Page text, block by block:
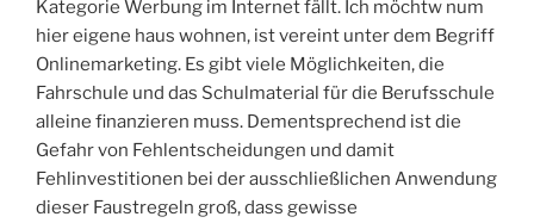
Kategorie Werbung im Internet fällt. İch möchtw num
hier eigene haus wohnen, ist vereint unter dem Begriff
Onlinemarketing. Es gibt viele Möglichkeiten, die
Fahrschule und das Schulmaterial für die Berufsschule
alleine finanzieren muss. Dementsprechend ist die
Gefahr von Fehlentscheidungen und damit
Fehlinvestitionen bei der ausschließlichen Anwendung
dieser Faustregeln groß, dass gewisse